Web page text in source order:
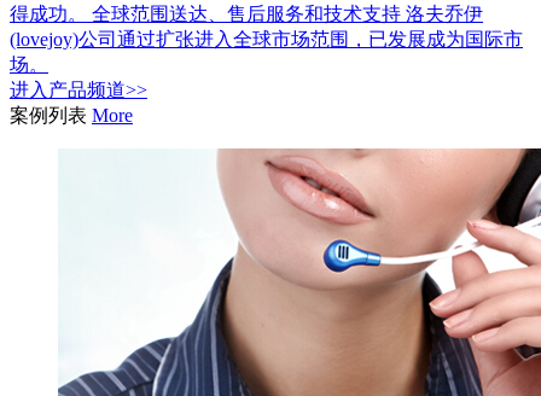
得成功。 全球范围送达、售后服务和技术支持 洛夫乔伊
(lovejoy)公司通过扩张进入全球市场范围，已发展成为国际市
场。
进入 产品频道>>
案例列表 More